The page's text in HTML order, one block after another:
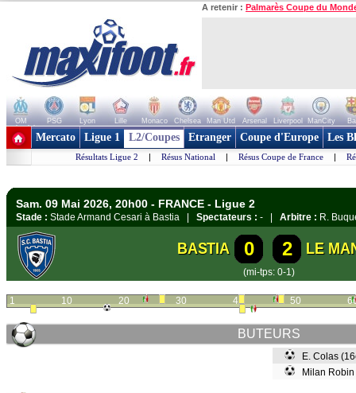
A retenir : Palmarès Coupe du
OM PSG Lyon Lille Monaco Chelsea Man Utd Arsenal Liverpool ManCity
+ de clubs
Mercato Ligue 1 L2/Coupes Etranger Coupe d'Europe Les
Résultats Ligue 2 | Résus National | Résus Coupe de France |
Sam. 09 Mai 2026, 20h00 - FRANCE - Ligue 2
Stade : Stade Armand Cesari à Bastia | Spectateurs : - | Arbitre : R.
BASTIA 0 2 LE
(mi-tps: 0-1)
1 10 20 30 40 50
BUTEURS
E. Colas
Milan